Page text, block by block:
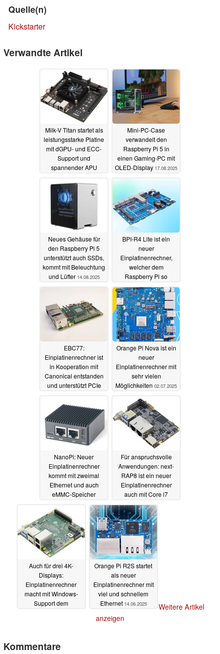
Quelle(n)
Kickstarter
Verwandte Artikel
Milk-V Titan startet als
leistungsstarke Platine
mit dGPU- und ECC-
Support und
spannender APU
Mini-PC-Case
verwandelt den
Raspberry Pi 5 in
einen Gaming-PC mit
OLED-Display 17.08.2025
Neues Gehäuse für
den Raspberry Pi 5
unterstützt auch SSDs,
kommt mit Beleuchtung
und Lüfter 14.08.2025
BPI-R4 Lite ist ein
neuer
Einplatinenrechner,
welcher dem
Raspberry Pi so
einiges Vorraus hat
02.08.2025
EBC77:
Einplatinenrechner ist
in Kooperation mit
Canonical entstanden
und unterstützt PCIe
Orange Pi Nova ist ein
neuer
Einplatinenrechner mit
sehr vielen
Möglichkeiten 02.07.2025
NanoPi: Neuer
Einplatinenrechner
kommt mit zweimal
Ethernet und auch
eMMC-Speicher
Für anspruchsvolle
Anwendungen: next-
RAP8 ist ein neuer
Einplatinenrechner
auch mit Core i7
23.06.2025
Auch für drei 4K-
Displays:
Einplatinenrechner
macht mit Windows-
Support dem
Orange Pi R2S startet
als neuer
Einplatinenrechner mit
viel und schnellem
Ethernet 14.06.2025
Weitere Artikel
anzeigen
Kommentare